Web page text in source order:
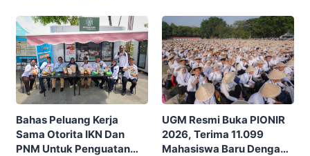
Kritis Hadapi Euforia AI
Bahas Peluang Kerja
Sama Otorita IKN Dan
PNM Untuk Penguatan
UGM Resmi Buka PIONIR
2026, Terima 11.099
Mahasiswa Baru Dengan